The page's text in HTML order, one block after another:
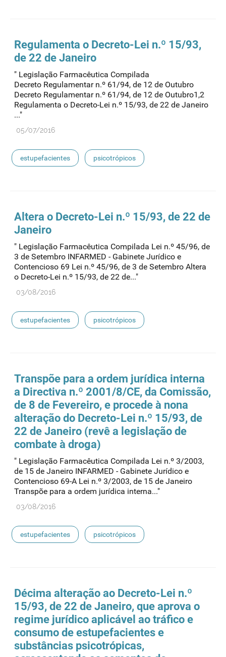
Regulamenta o Decreto-Lei n.º 15/93,
de 22 de Janeiro
" Legislação Farmacêutica Compilada
Decreto Regulamentar n.º 61/94, de 12 de Outubro
Decreto Regulamentar n.º 61/94, de 12 de Outubro1,2
Regulamenta o Decreto-Lei n.º 15/93, de 22 de Janeiro
..."
05/07/2016
estupefacientes psicotrópicos
Altera o Decreto-Lei n.º 15/93, de 22 de
Janeiro
" Legislação Farmacêutica Compilada Lei n.º 45/96, de
3 de Setembro INFARMED - Gabinete Jurídico e
Contencioso 69 Lei n.º 45/96, de 3 de Setembro Altera
o Decreto-Lei n.º 15/93, de 22 de..."
03/08/2016
estupefacientes psicotrópicos
Transpõe para a ordem jurídica interna
a Directiva n.º 2001/8/CE, da Comissão,
de 8 de Fevereiro, e procede à nona
alteração do Decreto-Lei n.º 15/93, de
22 de Janeiro (revê a legislação de
combate à droga)
" Legislação Farmacêutica Compilada Lei n.º 3/2003,
de 15 de Janeiro INFARMED - Gabinete Jurídico e
Contencioso 69-A Lei n.º 3/2003, de 15 de Janeiro
Transpõe para a ordem jurídica interna..."
03/08/2016
estupefacientes psicotrópicos
Décima alteração ao Decreto-Lei n.º
15/93, de 22 de Janeiro, que aprova o
regime jurídico aplicável ao tráfico e
consumo de estupefacientes e
substâncias psicotrópicas,